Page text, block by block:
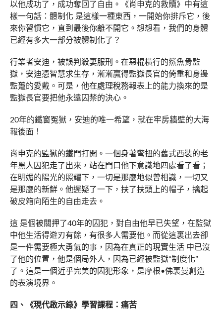
以他成功了，成功奪回了自由。《肖申克的救贖》中有這
樣一句話：體制化 是這樣一種東西，一開始你排斥它，後
來你習慣它，直到最後你離不開它。想想看，我們的身體
已經有多大一部分被體制化了？
行業者安迪，被誤判殺妻服刑。在惡棍橫行的鯊魚骨監
獄，安迪憑智慧求生存，漸漸贏得監獄長官的倚重和身邊
監躉的愛戴。可是，他在處理稅務報表上的能力換來的是
監獄長官要把他永遠囚禁的決心。
20年的鐵窗冤獄，安迪的唯一希望，就在牢房牆壁的大海
報後面！
肖申克的監獄的鐵門打開。一個身著彆扭的舊式西裝的老
年黑人囚犯走了出來，站在門口他下意識地四處看了看；
在明媚的陽光的照耀下，一切是那麼地似曾相識，一切又
是那麼的新鮮。他遲疑了一下，扶了扶頭上的帽子，擒起
破皮箱向陌生的自由走去。
這 是個被關押了40年的囚犯，對自由他早已失望，在監獄
中他生活得遊刃有餘，有很多人需要他。而從這裏出去卻
是一件需要極大勇氣的事，因為在真正的現實生活 中已沒
了他的位置，他是個局外人，因為已經被監獄“制度化”
了。這是一個近乎完美的囚犯形象，是摩根•佛裏曼創造
的表演境界。
四、《現代啟示錄》學習課程：痛苦